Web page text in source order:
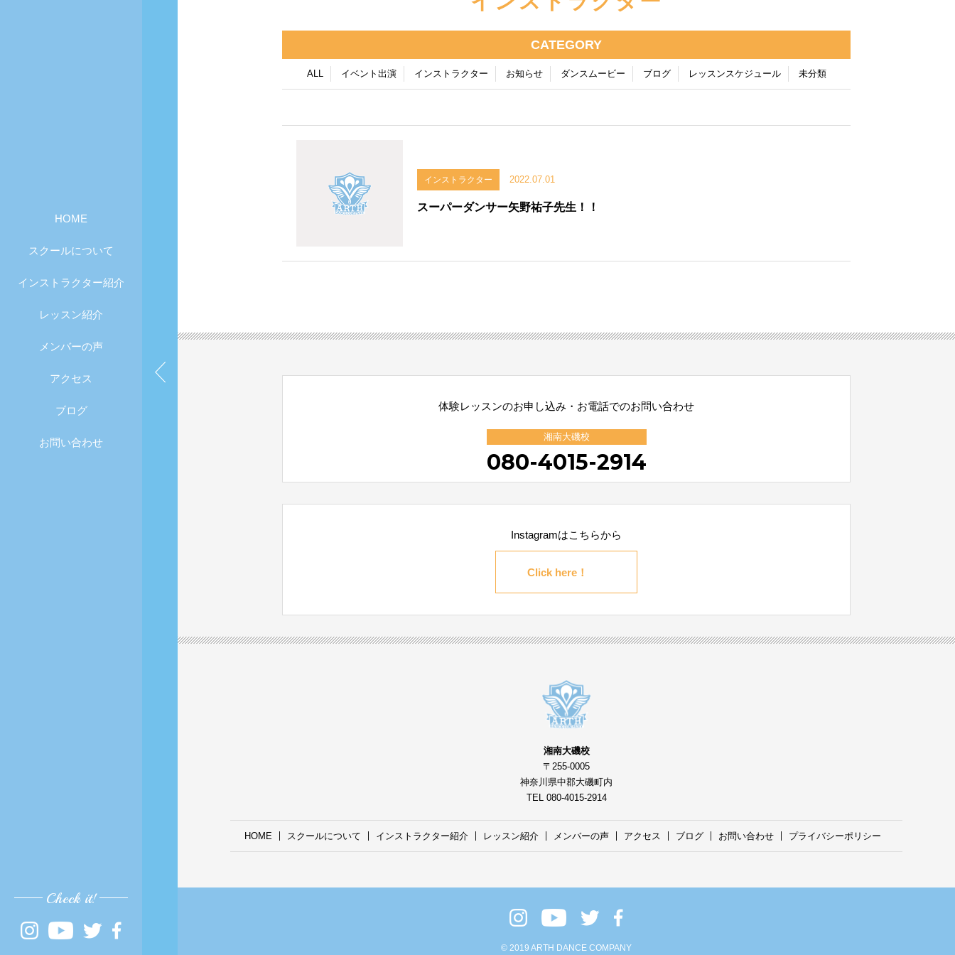
HOME
スクールについて
インストラクター紹介
レッスン紹介
メンバーの声
アクセス
ブログ
お問い合わせ
Check it!
CATEGORY
ALL イベント出演 インストラクター お知らせ ダンスムービー ブログ レッスンスケジュール 未分類
インストラクター 2022.07.01
スーパーダンサー矢野祐子先生！！
体験レッスンのお申し込み・お電話でのお問い合わせ
湘南大磯校
080-4015-2914
Instagramはこちらから
Click here！
湘南大磯校
〒255-0005
神奈川県中郡大磯町内
TEL 080-4015-2914
HOME スクールについて インストラクター紹介 レッスン紹介 メンバーの声 アクセス ブログ お問い合わせ プライバシーポリシー
© 2019 ARTH DANCE COMPANY